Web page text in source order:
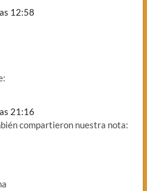
12:58
21:16
compartieron nuestra nota: